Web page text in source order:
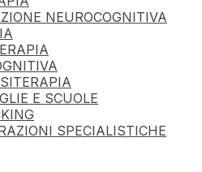
NEUROCOGNITIVA
E SCUOLE
SPECIALISTICHE